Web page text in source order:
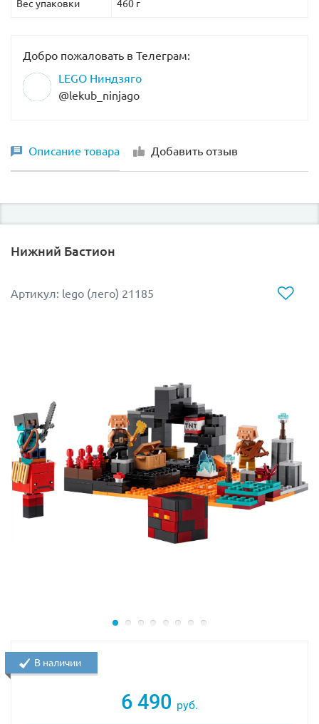
Вес упаковки 460 г
Добро пожаловать в Телеграм:
LEGO Ниндзяго
@lekub_ninjago
Описание товара Добавить отзыв
Нижний Бастион
Артикул: lego (лего) 21185
6 490 руб.
В наличии